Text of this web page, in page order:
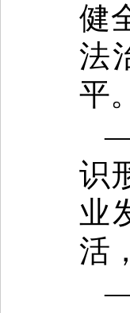
健
法
平。
识
业
活